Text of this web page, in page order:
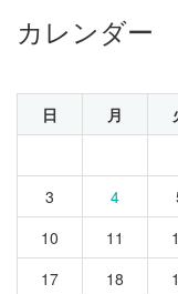
カレンダー
日 月
3
4
10
11
17
18